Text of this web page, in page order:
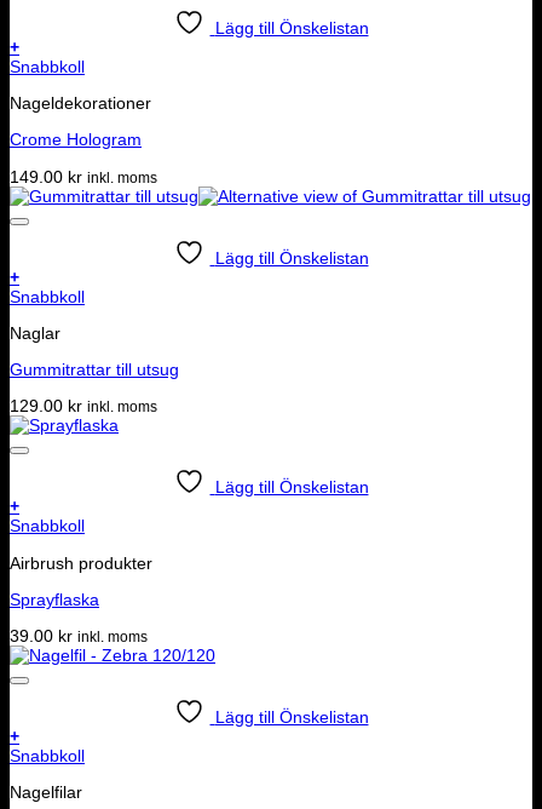
Lägg till Önskelistan
+
Snabbkoll
Nageldekorationer
Crome Hologram
149.00 kr inkl. moms
Lägg till Önskelistan
+
Snabbkoll
Naglar
Gummitrattar till utsug
129.00 kr inkl. moms
Lägg till Önskelistan
+
Snabbkoll
Airbrush produkter
Sprayflaska
39.00 kr inkl. moms
Lägg till Önskelistan
+
Snabbkoll
Nagelfilar